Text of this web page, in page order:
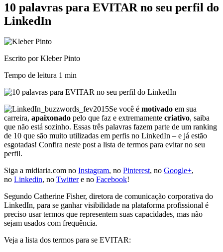
10 palavras para EVITAR no seu perfil do
LinkedIn
Escrito por Kleber Pinto
Tempo de leitura 1 min
Se você é motivado em sua
carreira, apaixonado pelo que faz e extremamente criativo, saiba
que não está sozinho. Essas três palavras fazem parte de um ranking
de 10 que são muito utilizadas em perfis no LinkedIn – e já estão
esgotadas! Confira neste post a lista de termos para evitar no seu
perfil.
Siga a midiaria.com no Instagram, no Pinterest, no Google+,
no Linkedin, no Twittere no Facebook!
Segundo Catherine Fisher, diretora de comunicação corporativa do
LinkedIn, para se ganhar visibilidade na plataforma profissional é
preciso usar termos que representem suas capacidades, mas não
sejam usados com frequência.
Veja a lista dos termos para se EVITAR: